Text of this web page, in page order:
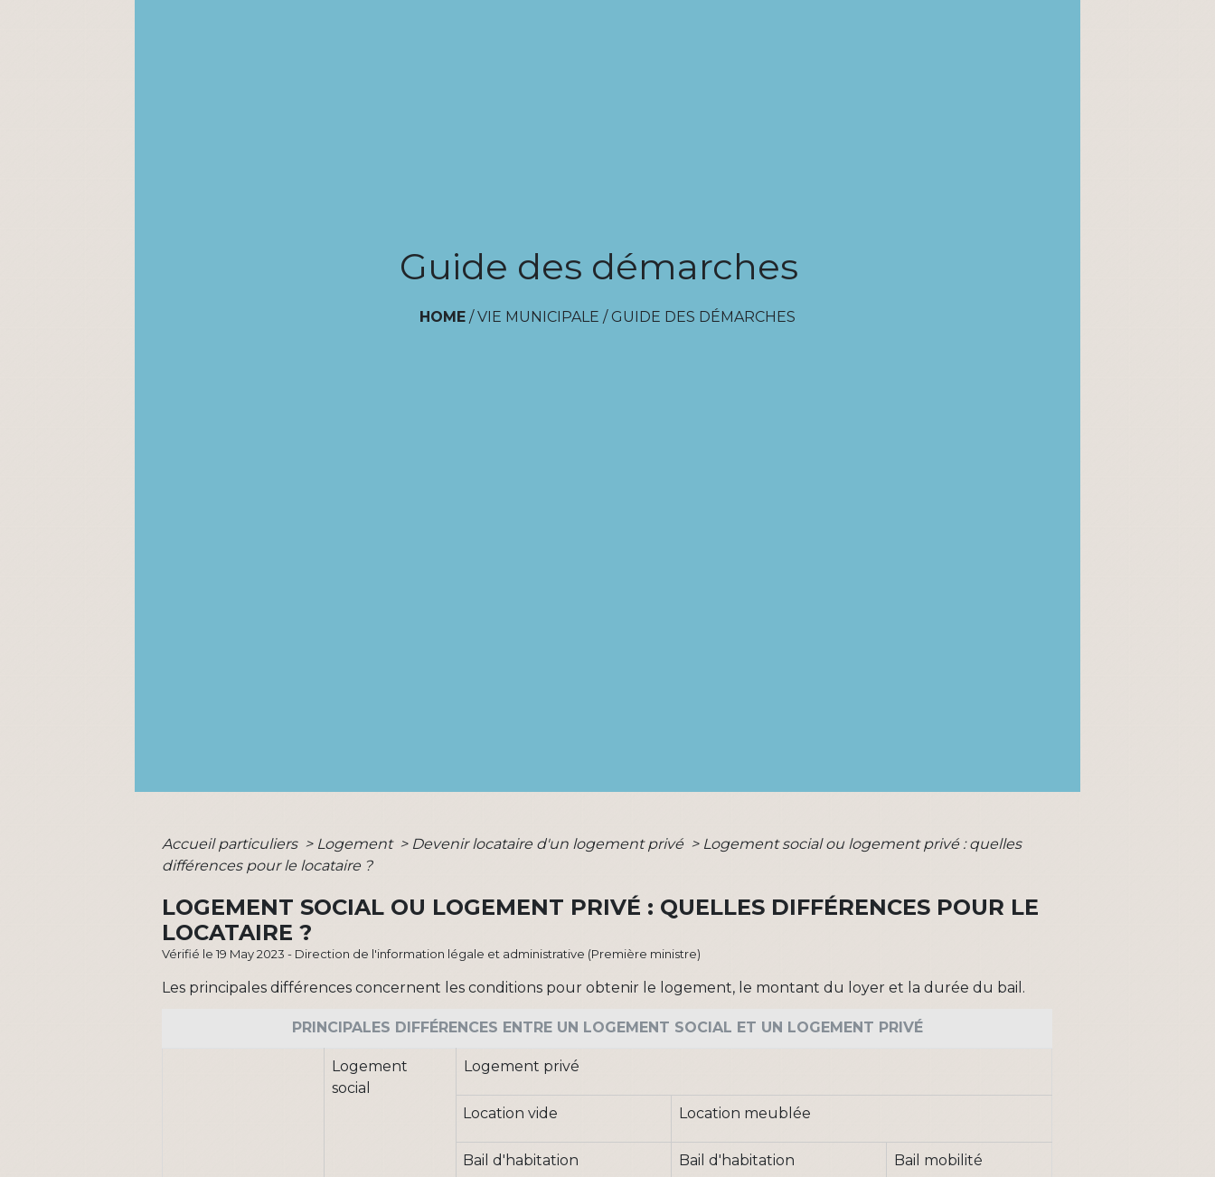
Guide des démarches
HOME / VIE MUNICIPALE / GUIDE DES DÉMARCHES
Accueil particuliers > Logement > Devenir locataire d'un logement privé > Logement social ou logement privé : quelles
différences pour le locataire ?
LOGEMENT SOCIAL OU LOGEMENT PRIVÉ : QUELLES DIFFÉRENCES POUR LE
LOCATAIRE ?
Vérifié le 19 May 2023 - Direction de l'information légale et administrative (Première ministre)
Les principales différences concernent les conditions pour obtenir le logement, le montant du loyer et la durée du bail.
PRINCIPALES DIFFÉRENCES ENTRE UN LOGEMENT SOCIAL ET UN LOGEMENT PRIVÉ
Logement
social
Logement privé
Location vide Location meublée
Bail d'habitation Bail d'habitation Bail mobilité